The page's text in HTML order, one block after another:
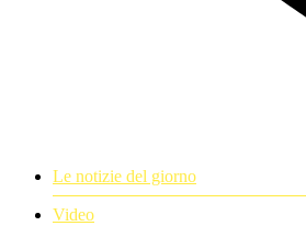
Le notizie del giorno
Video